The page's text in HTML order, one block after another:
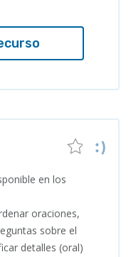
en los
oraciones,
sobre el
detalles (oral)